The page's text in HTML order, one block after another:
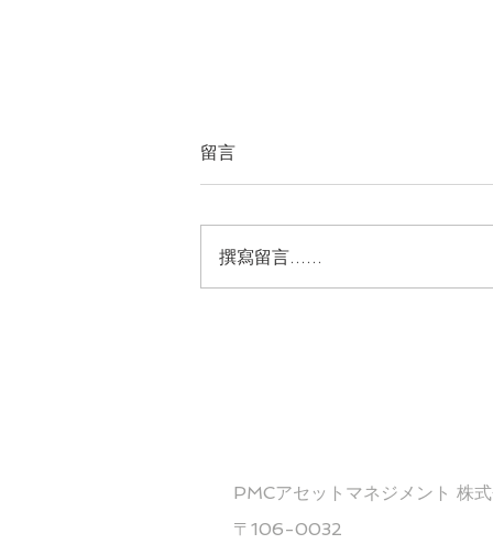
日本央行擬加息0.25%
留言
撰寫留言......
PMCアセットマネジメント 株
〒106-0032